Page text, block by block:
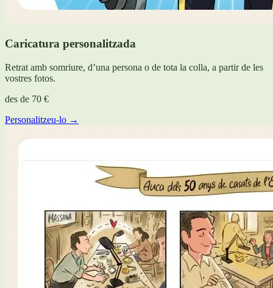
Caricatura personalitzada
Retrat amb somriure, d’una persona o de tota la colla, a partir de les
vostres fotos.
des de 70 €
Personalitzeu-lo →